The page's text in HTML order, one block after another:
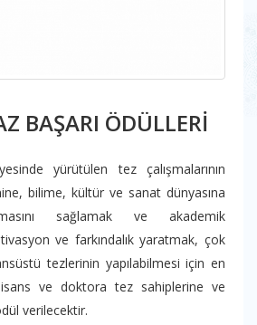
BAŞARI ÖDÜLLERİ
yürütülen tez çalışmalarının
bilime, kültür ve sanat dünyasına
sağlamak ve akademik
ve farkındalık yaratmak, çok
tezlerinin yapılabilmesi için en
lisans ve doktora tez sahiplerine ve
verilecektir.